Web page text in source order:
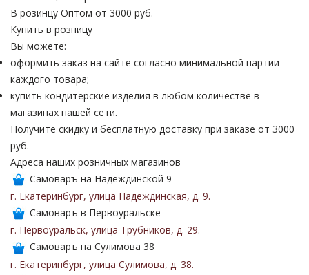
В розинцу Оптом от 3000 руб.
Купить в розницу
Вы можете:
оформить заказ на сайте согласно минимальной партии
каждого товара;
купить кондитерские изделия в любом количестве в
магазинах нашей сети.
Получите скидку и бесплатную доставку при заказе от 3000
руб.
Адреса наших розничных магазинов
Самоваръ на Надеждинской 9
г. Екатеринбург, улица Надеждинская, д. 9.
Самоваръ в Первоуральске
г. Первоуральск, улица Трубников, д. 29.
Самоваръ на Сулимова 38
г. Екатеринбург, улица Сулимова, д. 38.